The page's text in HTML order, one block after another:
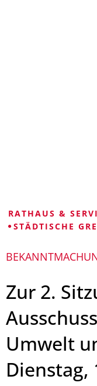
RATHAUS &
STÄDTISCHE
Zur 2.
Umwelt
Dienstag,